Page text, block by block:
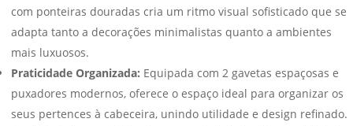
com ponteiras douradas cria um ritmo visual sofisticado que se
adapta tanto a decorações minimalistas quanto a ambientes
mais luxuosos.
Praticidade Organizada: Equipada com 2 gavetas espaçosas e
puxadores modernos, oferece o espaço ideal para organizar os
seus pertences à cabeceira, unindo utilidade e design refinado.